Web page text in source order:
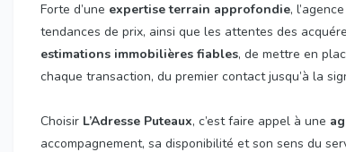
Forte d’une expertise terrain approfondie,
tendances de prix, ainsi que les attentes des
estimations immobilières fiables, de mettre en
chaque transaction, du premier contact jusqu’à la
Choisir L’Adresse Puteaux, c’est faire appel à une
accompagnement, sa disponibilité et son sens du